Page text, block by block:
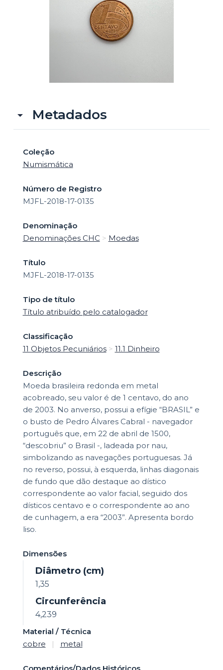
Metadados
Coleção
Numismática
Número de Registro
MJFL-2018-17-0135
Denominação
Denominações CHC > Moedas
Título
MJFL-2018-17-0135
Tipo de título
Título atribuído pelo catalogador
Classificação
11 Objetos Pecuniários> 11.1 Dinheiro
Descrição
Moeda brasileira redonda em metal
acobreado, seu valor é de 1 centavo, do ano
de 2003. No anverso, possui a efígie “BRASIL” e
o busto de Pedro Álvares Cabral - navegador
português que, em 22 de abril de 1500,
“descobriu” o Brasil -, ladeada por nau,
simbolizando as navegações portuguesas. Já
no reverso, possui, à esquerda, linhas diagonais
de fundo que dão destaque ao dístico
correspondente ao valor facial, seguido dos
dísticos centavo e o correspondente ao ano
de cunhagem, a era “2003”. Apresenta bordo
liso.
Dimensões
Diâmetro (cm)
1,35
Circunferência
4,239
Material / Técnica
cobre
| metal